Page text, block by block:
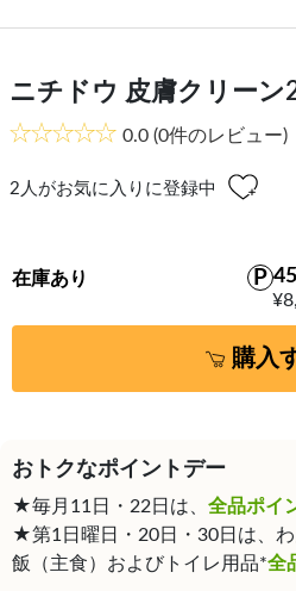
ニチドウ 皮膚クリーン
0.0 (0件のレビュー)
2 人がお気に入りに登録中
在庫あり
購入
おトクなポイントデー
★毎月11日・22日は、 全品ポイ
★第1日曜日・20日・30日は、
飯（主食）およびトイレ用品*全